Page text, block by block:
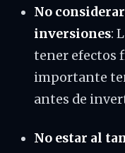
No
inversiones:
tener efectos
importante
antes de
No estar al